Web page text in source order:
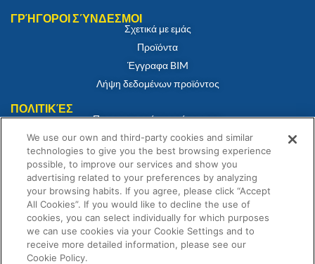
ΓΡΉΓΟΡΟΙ ΣΎΝΔΕΣΜΟΙ
Σχετικά με εμάς
Προϊόντα
Έγγραφα BIM
Λήψη δεδομένων προϊόντος
ΠΟΛΙΤΙΚΈΣ
Πιστοποιητικό συμμόρφωσης
Πολιτική για τα cookies
Αποποίηση ευθύνης
Πολιτική απορρήτου
Όροι και Προϋποθέσεις Πώλησης
Δήλωση εγγύησης
We use our own and third-party cookies and similar
technologies to give you the best browsing experience
possible, to improve our services and show you
advertising related to your preferences by analyzing
your browsing habits. If you agree, please click “Accept
All Cookies”. If you would like to decline the use of
cookies, you can select individually for which purposes
we can use cookies via your Cookie Settings and to
receive more detailed information, please see our
Cookie Policy.